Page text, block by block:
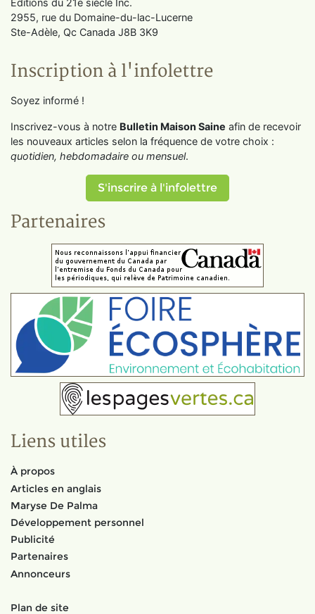
2955, rue du Domaine-du-lac-Lucerne
Ste-Adèle, Qc Canada J8B 3K9
Inscription à l'infolettre
Soyez informé !
Inscrivez-vous à notre Bulletin Maison Saine afin de recevoir
les nouveaux articles selon la fréquence de votre choix :
quotidien, hebdomadaire ou mensuel.
S'inscrire à l'infolettre
Partenaires
Liens utiles
À propos
Articles en anglais
Maryse De Palma
Développement personnel
Publicité
Partenaires
Annonceurs
Plan de site